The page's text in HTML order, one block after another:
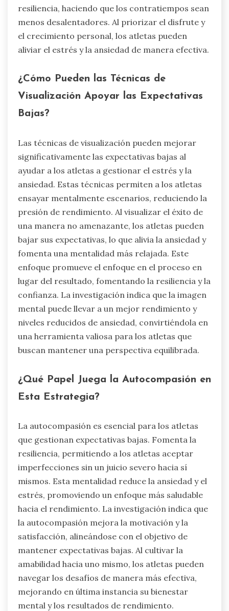
resiliencia, haciendo que los contratiempos sean
menos desalentadores. Al priorizar el disfrute y
el crecimiento personal, los atletas pueden
aliviar el estrés y la ansiedad de manera efectiva.
¿Cómo Pueden las Técnicas de
Visualización Apoyar las Expectativas
Bajas?
Las técnicas de visualización pueden mejorar
significativamente las expectativas bajas al
ayudar a los atletas a gestionar el estrés y la
ansiedad. Estas técnicas permiten a los atletas
ensayar mentalmente escenarios, reduciendo la
presión de rendimiento. Al visualizar el éxito de
una manera no amenazante, los atletas pueden
bajar sus expectativas, lo que alivia la ansiedad y
fomenta una mentalidad más relajada. Este
enfoque promueve el enfoque en el proceso en
lugar del resultado, fomentando la resiliencia y la
confianza. La investigación indica que la imagen
mental puede llevar a un mejor rendimiento y
niveles reducidos de ansiedad, convirtiéndola en
una herramienta valiosa para los atletas que
buscan mantener una perspectiva equilibrada.
¿Qué Papel Juega la Autocompasión en
Esta Estrategia?
La autocompasión es esencial para los atletas
que gestionan expectativas bajas. Fomenta la
resiliencia, permitiendo a los atletas aceptar
imperfecciones sin un juicio severo hacia sí
mismos. Esta mentalidad reduce la ansiedad y el
estrés, promoviendo un enfoque más saludable
hacia el rendimiento. La investigación indica que
la autocompasión mejora la motivación y la
satisfacción, alineándose con el objetivo de
mantener expectativas bajas. Al cultivar la
amabilidad hacia uno mismo, los atletas pueden
navegar los desafíos de manera más efectiva,
mejorando en última instancia su bienestar
mental y los resultados de rendimiento.